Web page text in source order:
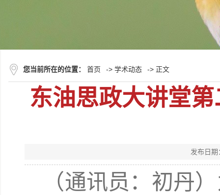
您当前所在的位置： 首页 -> 学术动态 -> 正文
东油思政大讲堂
发布日
（通讯员：初丹